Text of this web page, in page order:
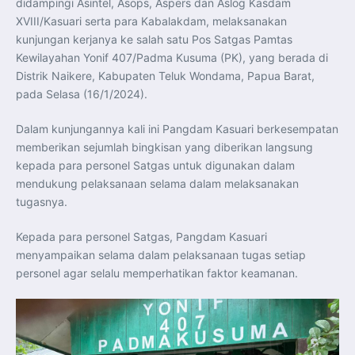
Pelatihan Signal Radio untuk Misi Pertahanan Udara dan
Radar
Menkeu Purbaya Instruksikan Penyelarasan Aturan KEK
untuk Perkuat Daya Saing Industri Dalam Negeri
Mentan Amran Pacu Produksi Gula Nasional, Target
Swasembada Gula Putih Dua Tahun dan Tembus 3 Juta
Ton
Menlu Sugiono Tekankan Inovasi sebagai Kunci
Penguatan Kerja Sama Konkret ASEAN Plus Three
Latihan DACT di Exercise Pitch Black 2026 Tingkatkan
Kesiapan Tempur Penerbang TNI AU
Menlu Sugiono: “Kekuatan Ekonomi ASEAN-RRT Harus
Menjadi Penopang Stabilitas Kawasan”
Jaga Stabilitas Kawasan dan Dorong Pertumbuhan
Menteri PKP dan Ketua DEN Perkuat Kolaborasi
Teknologi, Data, dan Pembiayaan Demi Percepatan
Program 3 Juta Rumah
Pendaftaran MagangHub Angkatan II Batch 1 Dibuka
hingga 28 Juli 2026, Kesempatan Raih Pengalaman Kerja
KASAU Bekali 154 Perwira Remaja AAU 2026, Tekankan
Integritas dan Profesionalisme sebagai Bekal
Pengabdian
Menlu Sugiono Dorong Kemitraan ASEAN–Inggris yang
Lebih Erat Hadapi Tantangan Global
didampingi Asintel, Asops, Aspers dan Aslog Kasdam
XVIII/Kasuari serta para Kabalakdam, melaksanakan
kunjungan kerjanya ke salah satu Pos Satgas Pamtas
Kewilayahan Yonif 407/Padma Kusuma (PK), yang berada di
Distrik Naikere, Kabupaten Teluk Wondama, Papua Barat,
pada Selasa (16/1/2024).
Dalam kunjungannya kali ini Pangdam Kasuari berkesempatan
memberikan sejumlah bingkisan yang diberikan langsung
kepada para personel Satgas untuk digunakan dalam
mendukung pelaksanaan selama dalam melaksanakan
tugasnya.
Kepada para personel Satgas, Pangdam Kasuari
menyampaikan selama dalam pelaksanaan tugas setiap
personel agar selalu memperhatikan faktor keamanan.